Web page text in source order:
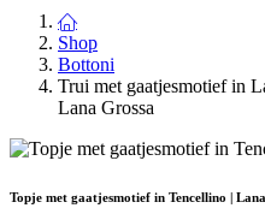
Shop
Bottoni
Trui met gaatjesmotief in
Lana Grossa
Topje met gaatjesmotief in Tencellino |